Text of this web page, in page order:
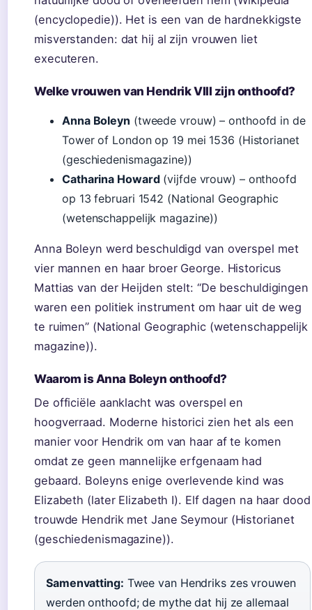
(encyclopedie)). Het is een van de hardnekkigste
misverstanden: dat hij al zijn vrouwen liet
executeren.
Welke vrouwen van Hendrik VIII zijn onthoofd?
Anna Boleyn (tweede vrouw) – onthoofd in de
Tower of London op 19 mei 1536 (Historianet
(geschiedenismagazine))
Catharina Howard(vijfde vrouw) – onthoofd
op 13 februari 1542 (National Geographic
(wetenschappelijk magazine))
Anna Boleyn werd beschuldigd van overspel met
vier mannen en haar broer George. Historicus
Mattias van der Heijden stelt: “De beschuldigingen
waren een politiek instrument om haar uit de weg
te ruimen” (National Geographic (wetenschappelijk
magazine)).
Waarom is Anna Boleyn onthoofd?
De officiële aanklacht was overspel en
hoogverraad. Moderne historici zien het als een
manier voor Hendrik om van haar af te komen
omdat ze geen mannelijke erfgenaam had
gebaard. Boleyns enige overlevende kind was
Elizabeth (later Elizabeth I). Elf dagen na haar dood
trouwde Hendrik met Jane Seymour (Historianet
(geschiedenismagazine)).
Samenvatting: Twee van Hendriks zes vrouwen
werden onthoofd; de mythe dat hij ze allemaal